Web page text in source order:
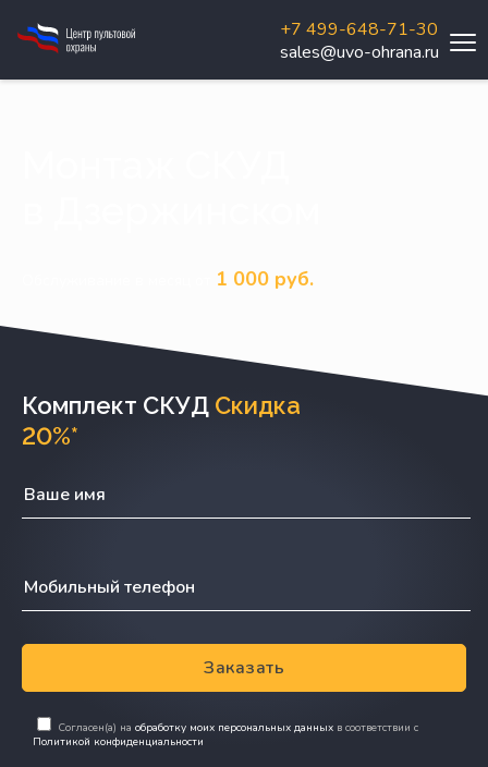
+7 499-648-71-30
sales@uvo-ohrana.ru
1 000 руб.
Комплект СКУД Скидка
20%*
Заказать
Согласен(а) на обработку моих персональных данных в соответствии с
Политикой конфиденциальности